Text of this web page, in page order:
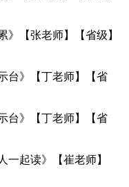
【张老师】【省级】
》【丁老师】【省
》【丁老师】【省
起读》【崔老师】